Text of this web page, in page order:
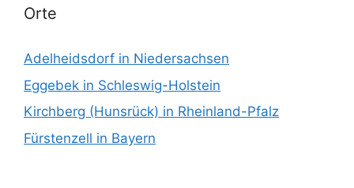
Orte
Adelheidsdorf in Niedersachsen
Eggebek in Schleswig-Holstein
Kirchberg (Hunsrück) in Rheinland-Pfalz
Fürstenzell in Bayern